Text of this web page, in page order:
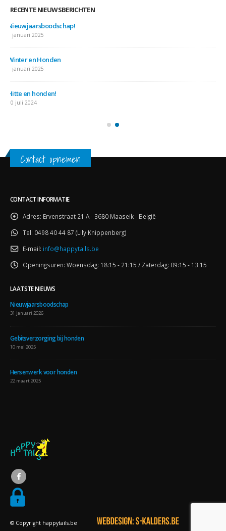
RECENTE NIEUWSBERICHTEN
Nieuwjaarsboodschap!
7 januari 2025
Winter en Honden
7 januari 2025
Hitte en honden!
10 juli 2024
Contact opnemen
CONTACT INFORMATIE
Adres: Ervenstraat 21 A - 3680 Maaseik - België
Tel: 0498 40 44 87 (Lily Knippenberg)
E-mail: info@happytails.be
Openingsuren: Woensdag: 18:15 - 21:15 / Zaterdag: 09:15 - 13:15
LAATSTE NIEUWS
Nieuwjaarsboodschap
31 januari 2026
Gebitsverzorging bij honden
10 mei 2025
Hersenwerk voor honden
22 maart 2025
© Copyright happytails.be